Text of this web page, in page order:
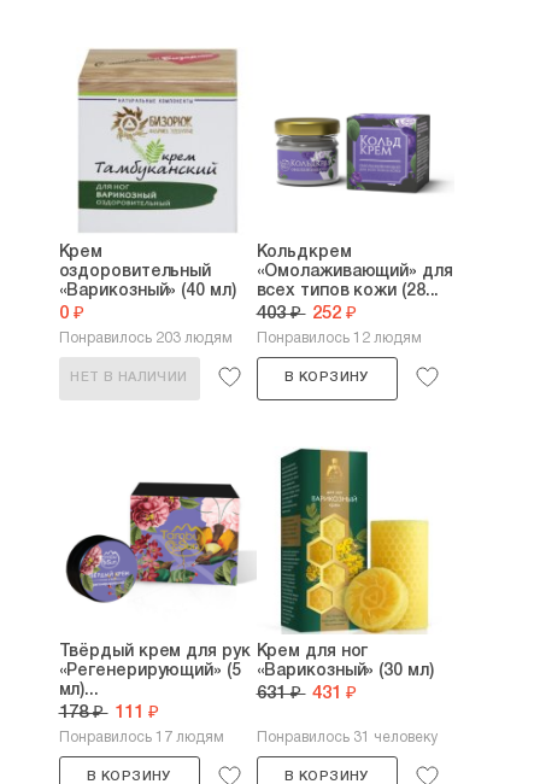
Крем
оздоровительный
«Варикозный» (40 мл)
0 ₽
Понравилось 203 людям
НЕТ В НАЛИЧИИ
Кольдкрем
«Омолаживающий» для
всех типов кожи (28...
403 ₽ 252 ₽
Понравилось 12 людям
В КОРЗИНУ
Твёрдый крем для рук
«Регенерирующий» (5
мл)...
178 ₽ 111 ₽
Понравилось 17 людям
В КОРЗИНУ
Крем для ног
«Варикозный» (30 мл)
631 ₽ 431 ₽
Понравилось 31 человеку
В КОРЗИНУ